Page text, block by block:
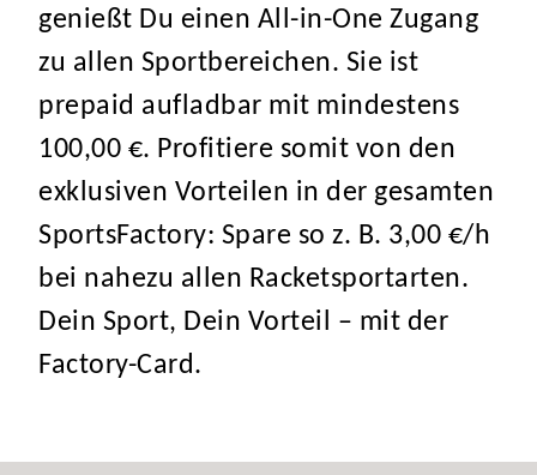
genießt Du einen All-in-One Zugang
zu allen Sportbereichen. Sie ist
prepaid aufladbar mit mindestens
100,00 €. Profitiere somit von den
exklusiven Vorteilen in der gesamten
SportsFactory: Spare so z. B. 3,00 €/h
bei nahezu allen Racketsportarten.
Dein Sport, Dein Vorteil – mit der
Factory-Card.